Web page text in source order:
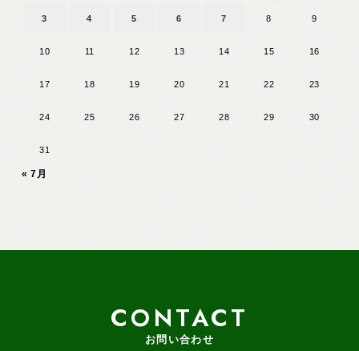
3 4 5 6 7 8 9
10 11 12 13 14 15 16
17 18 19 20 21 22 23
24 25 26 27 28 29 30
31
« 7月
CONTACT
お問い合わせ